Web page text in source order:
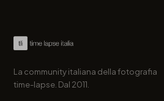
La community italiana della fotografia
time-lapse. Dal 2011.